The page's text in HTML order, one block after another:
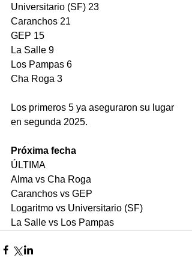
Universitario (SF) 23
Caranchos 21
GEP 15
La Salle 9
Los Pampas 6
Cha Roga 3
Los primeros 5 ya aseguraron su lugar
en segunda 2025.
Próxima fecha
ÚLTIMA
Alma vs Cha Roga
Caranchos vs GEP
Logaritmo vs Universitario (SF)
La Salle vs Los Pampas